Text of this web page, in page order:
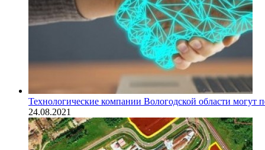
Технологические компании Вологодской области могут
24.08.2021